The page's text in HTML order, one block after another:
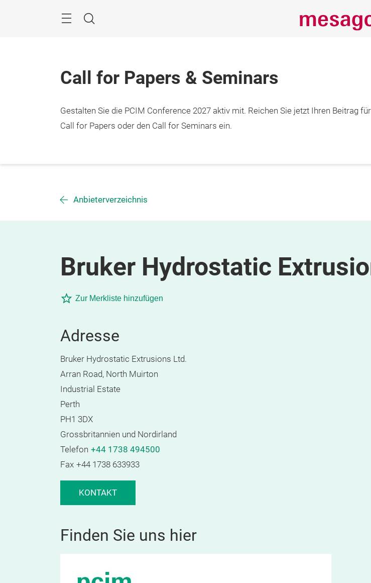
Suche
Call for Papers & Seminars
Gestalten Sie die PCIM Conference 2027 aktiv mit. Reichen Sie jetzt Ihren Beitrag
Call for Papers oder den Call for Seminars ein.
Anbieterverzeichnis
Bruker Hydrostatic
Zur Merkliste hinzufügen
Adresse
Bruker Hydrostatic Extrusions Ltd.
Arran Road, North Muirton
Industrial Estate
Perth
PH1 3DX
Grossbritannien und Nordirland
Telefon +44 1738 494500
Fax +44 1738 633933
KONTAKT
Finden Sie uns hier